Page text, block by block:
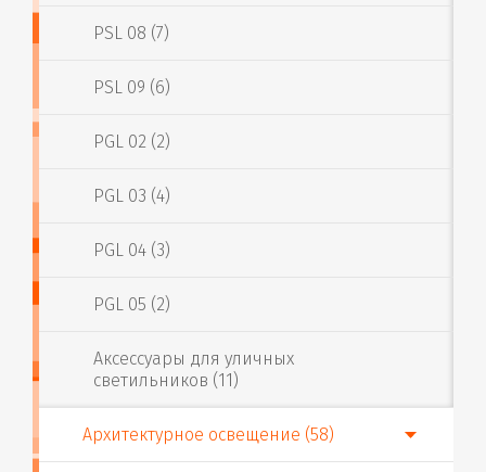
PSL 08 (7)
PSL 09 (6)
PGL 02 (2)
PGL 03 (4)
PGL 04 (3)
PGL 05 (2)
Аксессуары для уличных
светильников (11)
Архитектурное освещение (58)